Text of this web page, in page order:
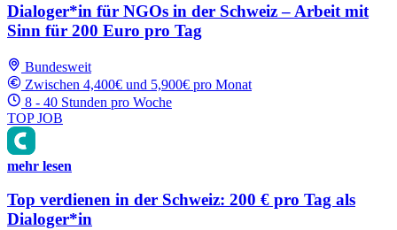
Dialoger*in für NGOs in der Schweiz – Arbeit mit
Sinn für 200 Euro pro Tag
Bundesweit
Zwischen 4,400€ und 5,900€ pro Monat
8 - 40 Stunden pro Woche
TOP JOB
mehr lesen
Top verdienen in der Schweiz: 200 € pro Tag als
Dialoger*in